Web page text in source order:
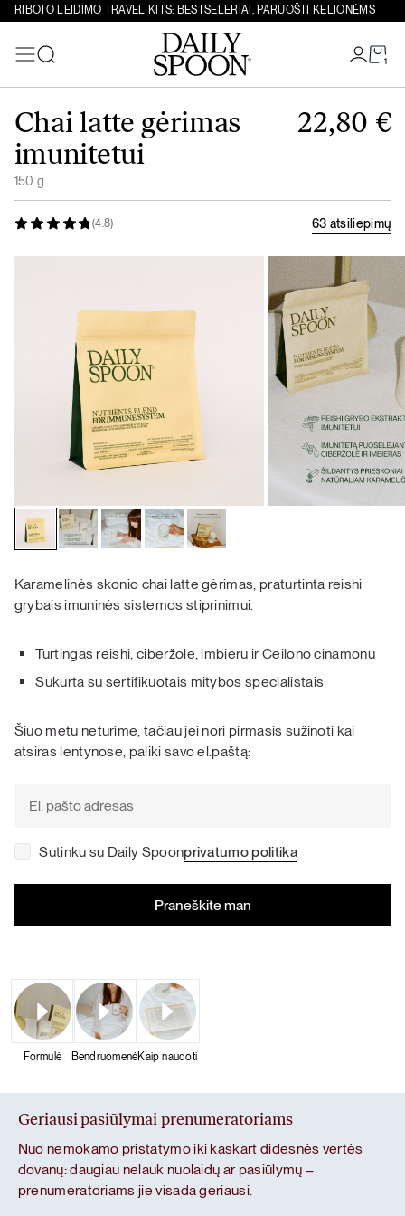
RIBOTO LEIDIMO TRAVEL KITS: BESTSELERIAI, PARUOŠTI KELIONĖMS
1
Paieška
(4.8) 63 atsiliepimų
Chai latte gėrimas
imunitetui
150 g
22,80 €
Karamelinės skonio chai latte gėrimas, praturtinta reishi
grybais imuninės sistemos stiprinimui.
Turtingas reishi, ciberžole, imbieru ir Ceilono cinamonu
Sukurta su sertifikuotais mitybos specialistais
Šiuo metu neturime, tačiau jei nori pirmasis sužinoti kai
atsiras lentynose, paliki savo el.paštą:
Sutinku su Daily Spoonprivatumo politika
Formulė BendruomenėKaip naudoti
Geriausi pasiūlymai prenumeratoriams
Nuo nemokamo pristatymo iki kaskart didesnės vertės
dovanų: daugiau nelauk nuolaidų ar pasiūlymų –
prenumeratoriams jie visada geriausi.